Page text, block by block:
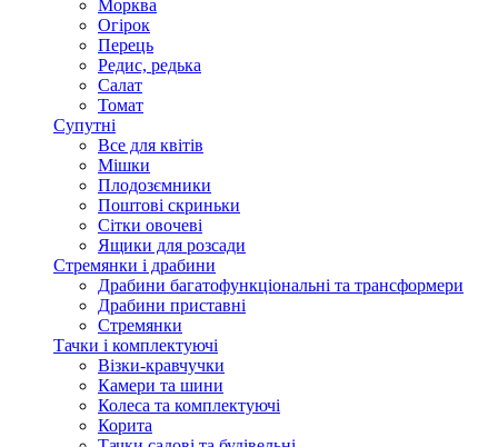
Морква
Огірок
Перець
Редис, редька
Салат
Томат
Супутні
Все для квітів
Мішки
Плодозємники
Поштові скриньки
Сітки овочеві
Ящики для розсади
Стремянки і драбини
Драбини багатофункціональні та трансформери
Драбини приставні
Стремянки
Тачки і комплектуючі
Візки-кравчучки
Камери та шини
Колеса та комплектуючі
Корита